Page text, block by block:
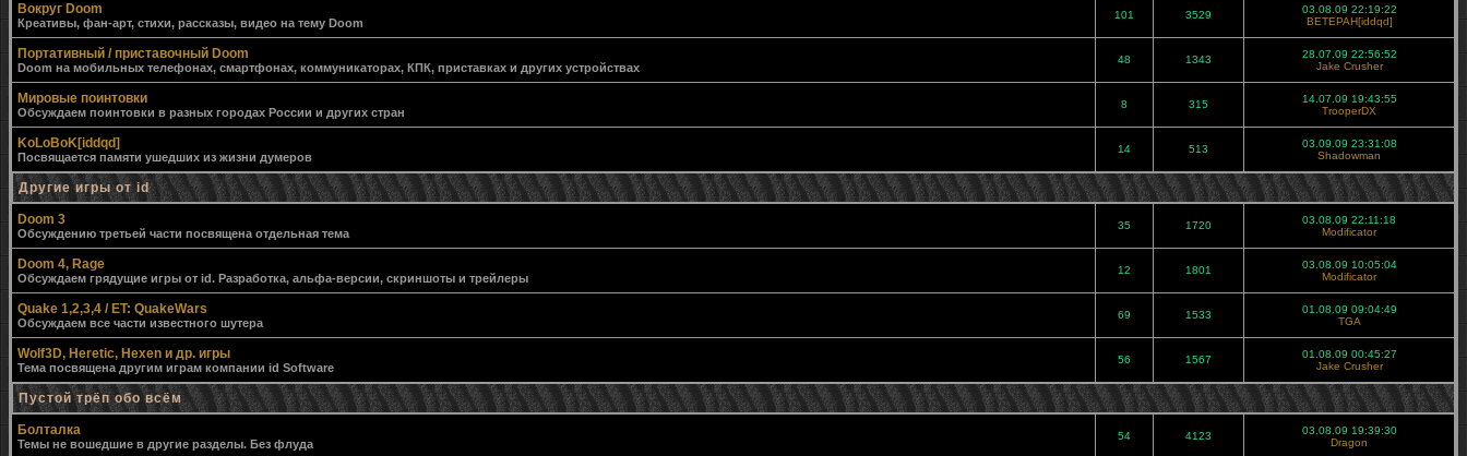
Вокруг Doom
Креативы, фан-арт, стихи, рассказы, видео на тему Doom
101 3529
03.08.09 22:19:22
BETEPAH[iddqd]
Портативный / приставочный Doom
Doom на мобильных телефонах, смартфонах, коммуникаторах, КПК, приставках и других устройствах
48 1343
28.07.09 22:56:52
Jake Crusher
Мировые поинтовки
Обсуждаем поинтовки в разных городах России и других стран
8 315
14.07.09 19:43:55
TrooperDX
KoLoBoK[iddqd]
Посвящается памяти ушедших из жизни думеров
14 513
03.09.09 23:31:08
Shadowman
Другие игры от id
Doom 3
Обсуждению третьей части посвящена отдельная тема
35 1720
03.08.09 22:11:18
Modificator
Doom 4, Rage
Обсуждаем грядущие игры от id. Разработка, альфа-версии, скриншоты и трейлеры
12 1801
03.08.09 10:05:04
Modificator
Quake 1,2,3,4 / ET: QuakeWars
Обсуждаем все части известного шутера
69 1533
01.08.09 09:04:49
TGA
Wolf3D, Heretic, Hexen и др. игры
Тема посвящена другим играм компании id Software
56 1567
01.08.09 00:45:27
Jake Crusher
Пустой трёп обо всём
Болталка
Темы не вошедшие в другие разделы. Без флуда
54 4123
03.08.09 19:39:30
Dragon